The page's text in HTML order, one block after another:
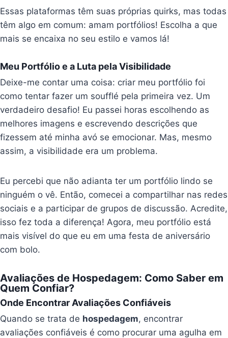
Essas plataformas têm suas próprias quirks, mas todas
têm algo em comum: amam portfólios! Escolha a que
mais se encaixa no seu estilo e vamos lá!
Meu Portfólio e a Luta pela Visibilidade
Deixe-me contar uma coisa: criar meu portfólio foi
como tentar fazer um soufflé pela primeira vez. Um
verdadeiro desafio! Eu passei horas escolhendo as
melhores imagens e escrevendo descrições que
fizessem até minha avó se emocionar. Mas, mesmo
assim, a visibilidade era um problema.
Eu percebi que não adianta ter um portfólio lindo se
ninguém o vê. Então, comecei a compartilhar nas redes
sociais e a participar de grupos de discussão. Acredite,
isso fez toda a diferença! Agora, meu portfólio está
mais visível do que eu em uma festa de aniversário
com bolo.
Avaliações de Hospedagem: Como Saber em
Quem Confiar?
Onde Encontrar Avaliações Confiáveis
Quando se trata de hospedagem, encontrar
avaliações confiáveis é como procurar uma agulha em